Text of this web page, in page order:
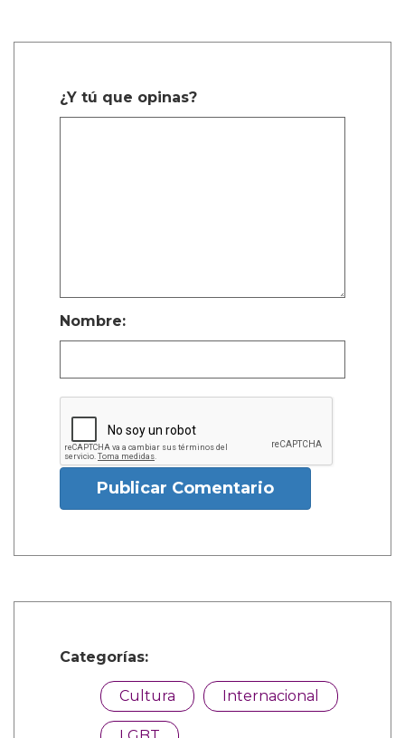
¿Y tú que opinas?
Nombre:
Publicar Comentario
Categorías:
Cultura Internacional